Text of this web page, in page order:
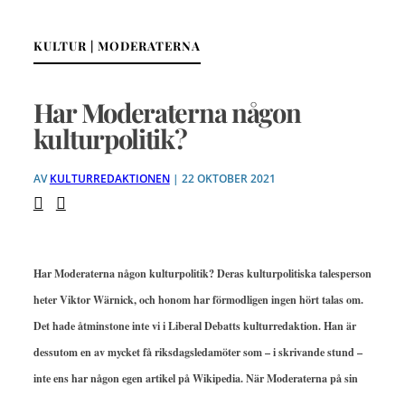
KULTUR | MODERATERNA
Har Moderaterna någon
kulturpolitik?
AVKULTURREDAKTIONEN| 22 OKTOBER 2021
Har Moderaterna någon kulturpolitik? Deras kulturpolitiska talesperson
heter Viktor Wärnick, och honom har förmodligen ingen hört talas om.
Det hade åtminstone inte vi i Liberal Debatts kulturredaktion. Han är
dessutom en av mycket få riksdagsledamöter som – i skrivande stund –
inte ens har någon egen artikel på Wikipedia. När Moderaterna på sin